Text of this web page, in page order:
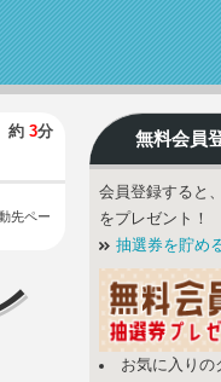
約 3分
先ペー
無料会員
会員登録すると
をプレゼント！
抽選券を貯め
お気に入りの